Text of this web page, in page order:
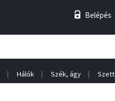
Belépés
Hálók Szék, ágy Szett